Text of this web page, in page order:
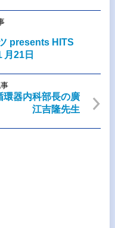
presents HITS
21日
環器内科部長の廣
江吉隆先生